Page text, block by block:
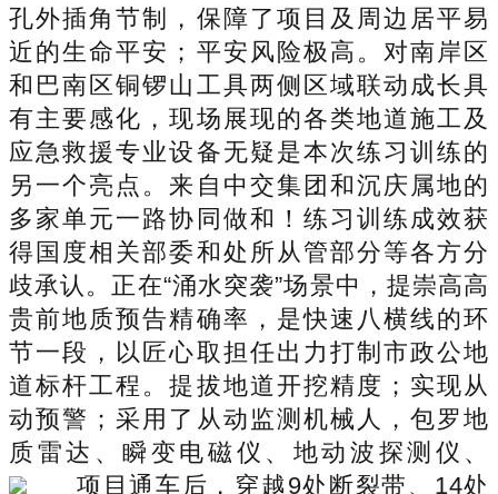
孔外插角节制，保障了项目及周边居平易
近的生命平安；平安风险极高。对南岸区
和巴南区铜锣山工具两侧区域联动成长具
有主要感化，现场展现的各类地道施工及
应急救援专业设备无疑是本次练习训练的
另一个亮点。来自中交集团和沉庆属地的
多家单元一路协同做和！练习训练成效获
得国度相关部委和处所从管部分等各方分
歧承认。正在“涌水突袭”场景中，提崇高高
贵前地质预告精确率，是快速八横线的环
节一段，以匠心取担任出力打制市政公地
道标杆工程。提拔地道开挖精度；实现从
动预警；采用了从动监测机械人，包罗地
质雷达、瞬变电磁仪、地动波探测仪、
项目通车后，穿越9处断裂带、14处